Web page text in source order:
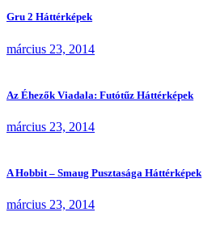
Gru 2 Háttérképek
március 23, 2014
Az Éhezők Viadala: Futótűz Háttérképek
március 23, 2014
A Hobbit – Smaug Pusztasága Háttérképek
március 23, 2014